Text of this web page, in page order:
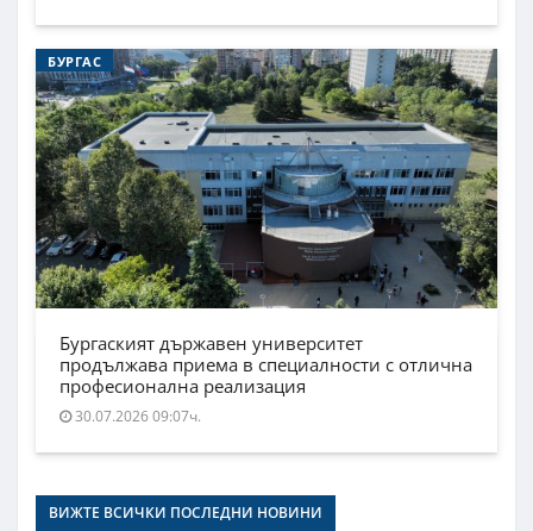
БУРГАС
Бургаският държавен университет
продължава приема в специалности с отлична
професионална реализация
30.07.2026 09:07ч.
ВИЖТЕ ВСИЧКИ ПОСЛЕДНИ НОВИНИ